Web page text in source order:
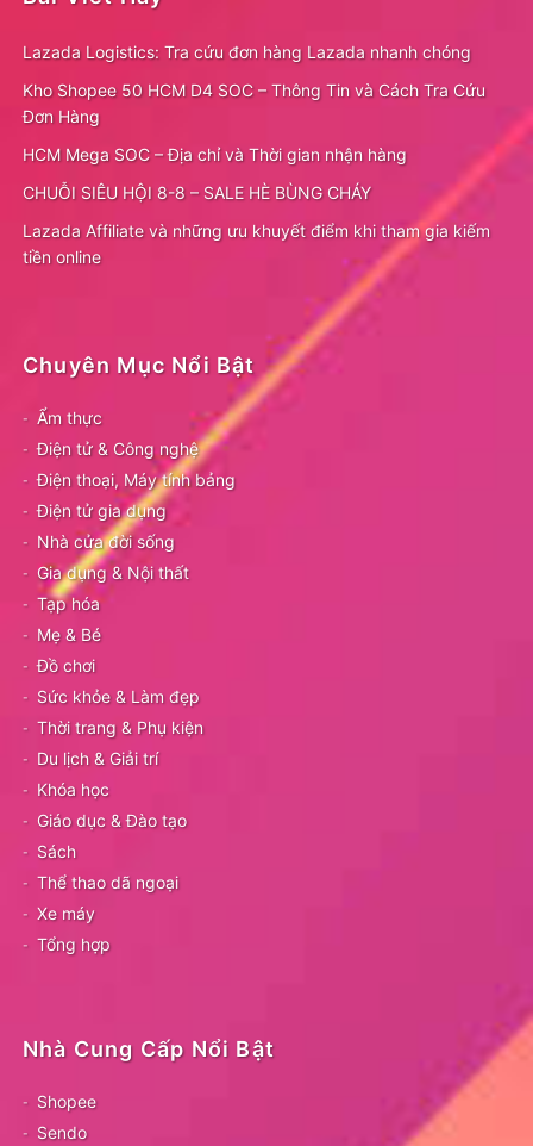
Lazada Logistics: Tra cứu đơn hàng Lazada nhanh chóng
Kho Shopee 50 HCM D4 SOC – Thông Tin và Cách Tra Cứu
Đơn Hàng
HCM Mega SOC – Địa chỉ và Thời gian nhận hàng
CHUỖI SIÊU HỘI 8-8 – SALE HÈ BÙNG CHÁY
Lazada Affiliate và những ưu khuyết điểm khi tham gia kiếm
tiền online
Chuyên Mục Nổi Bật
Ẩm thực
Điện tử & Công nghệ
Điện thoại, Máy tính bảng
Điện tử gia dụng
Nhà cửa đời sống
Gia dụng & Nội thất
Tạp hóa
Mẹ & Bé
Đồ chơi
Sức khỏe & Làm đẹp
Thời trang & Phụ kiện
Du lịch & Giải trí
Khóa học
Giáo dục & Đào tạo
Sách
Thể thao dã ngoại
Xe máy
Tổng hợp
Nhà Cung Cấp Nổi Bật
Shopee
Sendo